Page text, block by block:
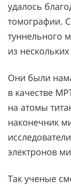
удалось
томографии.
туннельного
из
Они были
в качестве
на атомы
наконечник
электронов
Так ученые